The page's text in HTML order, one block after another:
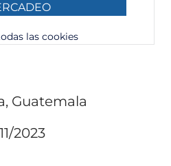
las cookies
Guatemala
11/2023